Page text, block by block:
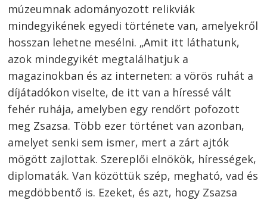
múzeumnak adományozott relikviák
mindegyikének egyedi története van, amelyekről
hosszan lehetne mesélni. „Amit itt láthatunk,
azok mindegyikét megtalálhatjuk a
magazinokban és az interneten: a vörös ruhát a
díjátadókon viselte, de itt van a híressé vált
fehér ruhája, amelyben egy rendőrt pofozott
meg Zsazsa. Több ezer történet van azonban,
amelyet senki sem ismer, mert a zárt ajtók
mögött zajlottak. Szereplői elnökök, hírességek,
diplomaták. Van közöttük szép, megható, vad és
megdöbbentő is. Ezeket, és azt, hogy Zsazsa